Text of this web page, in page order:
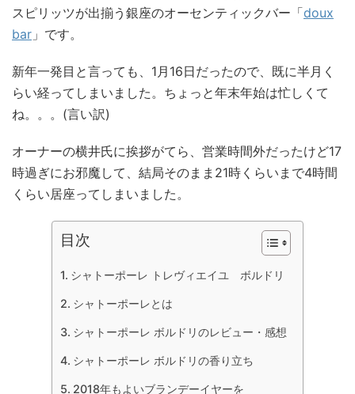
スピリッツが出揃う銀座のオーセンティックバー「doux
bar 」です。
新年一発目と言っても、1月16日だったので、既に半月く
らい経ってしまいました。ちょっと年末年始は忙しくて
ね。。。(言い訳)
オーナーの横井氏に挨拶がてら、営業時間外だったけど17
時過ぎにお邪魔して、結局そのまま21時くらいまで4時間
くらい居座ってしまいました。
目次
シャトーポーレ トレヴィエイユ ボルドリ
シャトーポーレとは
シャトーポーレ ボルドリのレビュー・感想
シャトーポーレ ボルドリの香り立ち
2018年もよいブランデーイヤーを